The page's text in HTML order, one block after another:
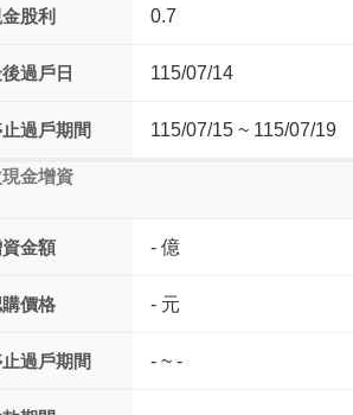
股利 0.7
過戶日 115/07/14
過戶期間 115/07/15 ~ 115/07/19
金增資
金額 - 億
價格 - 元
過戶期間 - ~ -